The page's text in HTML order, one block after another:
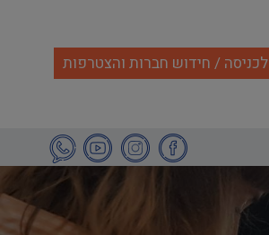
לכניסה / חידוש חברות והצטרפות